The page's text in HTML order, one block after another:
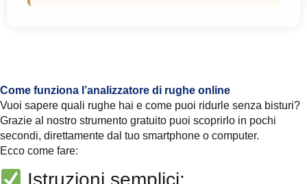
Come funziona l’analizzatore di rughe online
Vuoi sapere quali rughe hai e come puoi ridurle senza bisturi?
Grazie al nostro strumento gratuito puoi scoprirlo in pochi
secondi, direttamente dal tuo smartphone o computer.
Ecco come fare: